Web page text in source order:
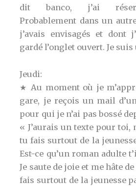
dit banco, j’ai
Probablement dans un
j’avais envisagés et dont
gardé l’onglet ouvert. Je
Jeudi:
★ Au moment où je
gare, je reçois un mail
pour qui je n’ai pas bossé
« J’aurais un texte pour toi,
tu fais surtout de la
Est-ce qu’un roman adulte
Je saute de joie et me hâte
fais surtout de la jeunesse